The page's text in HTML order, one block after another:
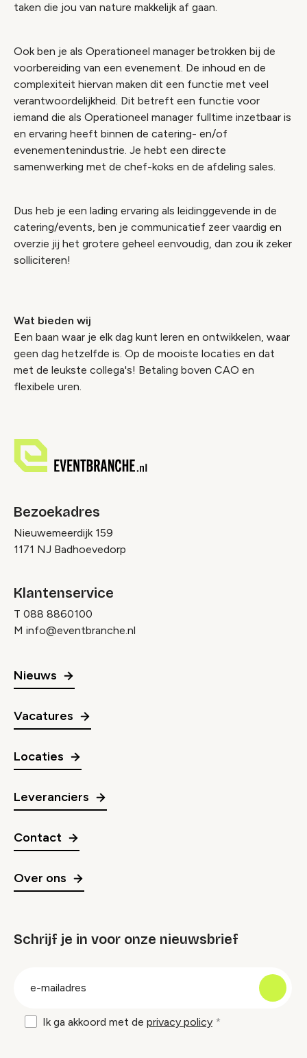
taken die jou van nature makkelijk af gaan.
Ook ben je als Operationeel manager betrokken bij de
voorbereiding van een evenement. De inhoud en de
complexiteit hiervan maken dit een functie met veel
verantwoordelijkheid. Dit betreft een functie voor
iemand die als Operationeel manager fulltime inzetbaar is
en ervaring heeft binnen de catering- en/of
evenementenindustrie. Je hebt een directe
samenwerking met de chef-koks en de afdeling sales.
Dus heb je een lading ervaring als leidinggevende in de
catering/events, ben je communicatief zeer vaardig en
overzie jij het grotere geheel eenvoudig, dan zou ik zeker
solliciteren!
Wat bieden wij
Een baan waar je elk dag kunt leren en ontwikkelen, waar
geen dag hetzelfde is. Op de mooiste locaties en dat
met de leukste collega's! Betaling boven CAO en
flexibele uren.
Bezoekadres
Nieuwemeerdijk 159
1171 NJ Badhoevedorp
Klantenservice
T 088 8860100
M info@eventbranche.nl
Nieuws
Vacatures
Locaties
Leveranciers
Contact
Over ons
Schrijf je in voor onze nieuwsbrief
Ik ga akkoord met de privacy policy